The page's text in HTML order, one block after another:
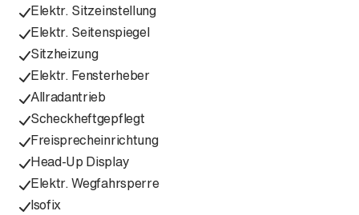
Elektr. Sitzeinstellung
Elektr. Seitenspiegel
Sitzheizung
Elektr. Fensterheber
Allradantrieb
Scheckheftgepflegt
Freisprecheinrichtung
Head-Up Display
Elektr. Wegfahrsperre
Isofix